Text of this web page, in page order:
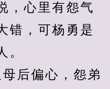
心里有怨气
错，可杨勇是
。
后偏心，怨弟